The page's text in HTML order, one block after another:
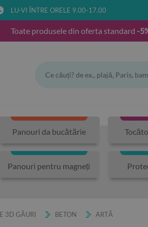
LU-VI ÎNTRE ORELE 9.00-17.00
Toate produsele din oferta standard -
Panouri da bucătărie
Panouri pentru magneți
3D GĂURI BETON ARTĂ